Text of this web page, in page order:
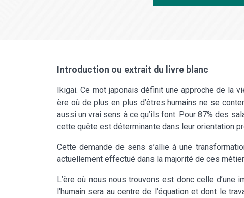
Introduction ou extrait du livre blanc
Ikigai. Ce mot japonais définit une approche de la
ère où de plus en plus d’êtres humains ne se
aussi un vrai sens à ce qu’ils font. Pour 87% des
cette quête est déterminante dans leur orientation
Cette demande de sens s’allie à une
actuellement effectué dans la majorité de ces
L’ère où nous nous trouvons est donc celle
l'humain sera au centre de l'équation et dont le